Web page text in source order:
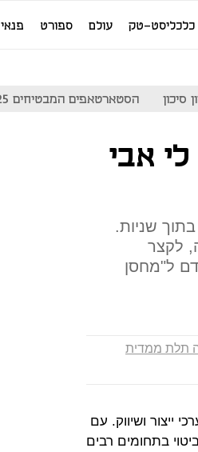
כלכליסט-טק עולם ספורט פנאי
סיכון הסטארטאפים המבטיחים 25
אבי
שניות.
לקצר
ל"מחסן
תלת ממדית
ייצור ושיווק. עם
בתחומים רבים